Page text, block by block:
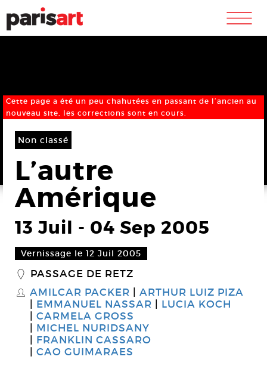
m
Cette page a été un peu chahutées en passant de l’ancien au
nouveau site, les corrections sont en cours.
Non classé
L’autre
Amérique
13 Juil - 04 Sep 2005
Vernissage le 12 Juil 2005
_ PASSAGE DE RETZ
S AMILCAR PACKER
ARTHUR LUIZ PIZA
EMMANUEL NASSAR
LUCIA KOCH
CARMELA GROSS
MICHEL NURIDSANY
FRANKLIN CASSARO
CAO GUIMARAES